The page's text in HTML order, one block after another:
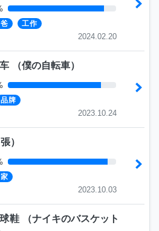
工作
2024.02.20
（僕の自転車）
品牌
2023.10.24
）
2023.10.03
鞋 （ナイキのバスケット